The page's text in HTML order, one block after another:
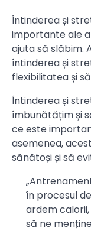
Întinderea și
importante ale
ajuta să slăbim.
întinderea și
flexibilitatea și
Întinderea și
îmbunătățim și
ce este
asemenea,
sănătoși și să
în procesul
ardem
să ne